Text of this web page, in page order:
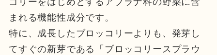
まれる機能性成分です。
特に、成長したブロッコリーよりも、発芽し
てすぐの新芽である「ブロッコリースプラウ